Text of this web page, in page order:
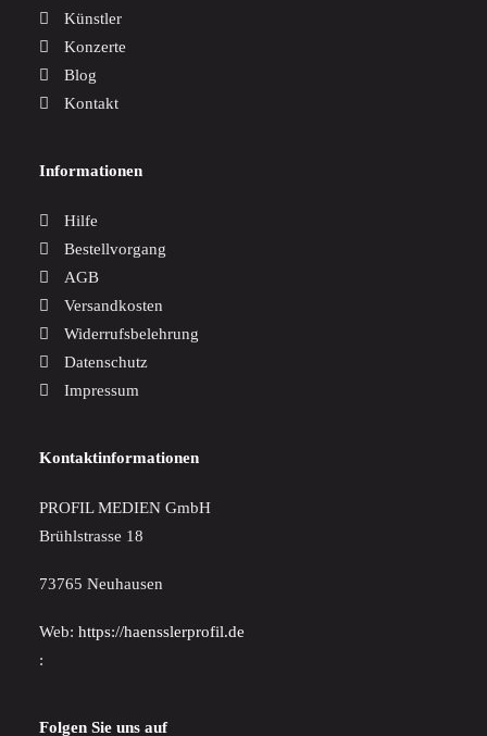
Künstler
Konzerte
Blog
Kontakt
Informationen
Hilfe
Bestellvorgang
AGB
Versandkosten
Widerrufsbelehrung
Datenschutz
Impressum
Kontaktinformationen
PROFIL MEDIEN GmbH
Brühlstrasse 18
73765 Neuhausen
Web: https://haensslerprofil.de
:
Folgen Sie uns auf